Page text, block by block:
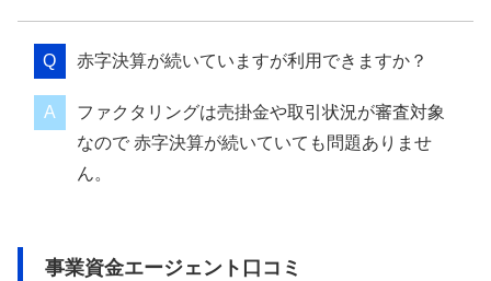
赤字決算が続いていますが利用できますか？
ファクタリングは売掛金や取引状況が審査対象
なので 赤字決算が続いていても問題ありませ
ん。
事業資金エージェント口コミ